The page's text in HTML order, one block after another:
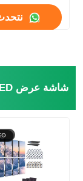
شاشة عرض LED